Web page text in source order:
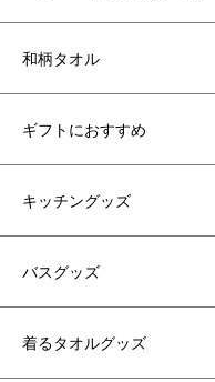
和柄タオル
ギフトにおすすめ
キッチングッズ
バスグッズ
着るタオルグッズ